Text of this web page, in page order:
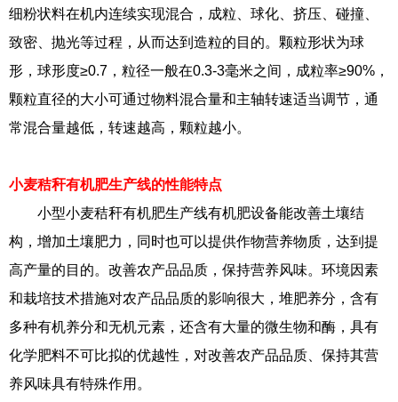
细粉状料在机内连续实现混合，成粒、球化、挤压、碰撞、
致密、抛光等过程，从而达到造粒的目的。颗粒形状为球
形，球形度≥0.7，粒径一般在0.3-3毫米之间，成粒率≥90%，
颗粒直径的大小可通过物料混合量和主轴转速适当调节，通
常混合量越低，转速越高，颗粒越小。
小麦秸秆有机肥生产线的性能特点
小型小麦秸秆有机肥生产线有机肥设备能改善土壤结
构，增加土壤肥力，同时也可以提供作物营养物质，达到提
高产量的目的。改善农产品品质，保持营养风味。环境因素
和栽培技术措施对农产品品质的影响很大，堆肥养分，含有
多种有机养分和无机元素，还含有大量的微生物和酶，具有
化学肥料不可比拟的优越性，对改善农产品品质、保持其营
养风味具有特殊作用。